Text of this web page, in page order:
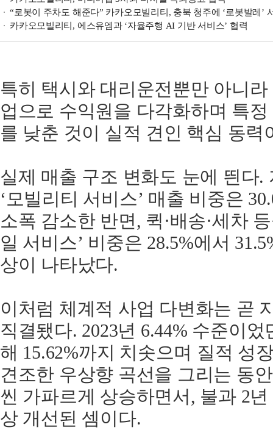
“로봇이 주차도 해준다” 카카오모빌리티, 충북 청주에 ‘로봇발레’
카카오모빌리티, 에스유엠과 ‘자율주행 AI 기반 서비스’ 협력
특히 택시와 대리운전뿐만 아니
업으로 수익원을 다각화하며 특
를 낮춘 것이 실적 견인 핵심 동력
실제 매출 구조 변화도 눈에 띈다.
‘모빌리티 서비스’ 매출 비중은
소폭 감소한 반면, 퀵·배송·세차
일 서비스’ 비중은 28.5%에서
상이 나타났다.
이처럼 체계적 사업 다변화는 곧
직결됐다. 2023년 6.44% 수준이
해 15.62%까지 치솟으며 질적 성
견조한 우상향 곡선을 그리는 동
씬 가파르게 상승하면서, 불과 2
상 개선된 셈이다.